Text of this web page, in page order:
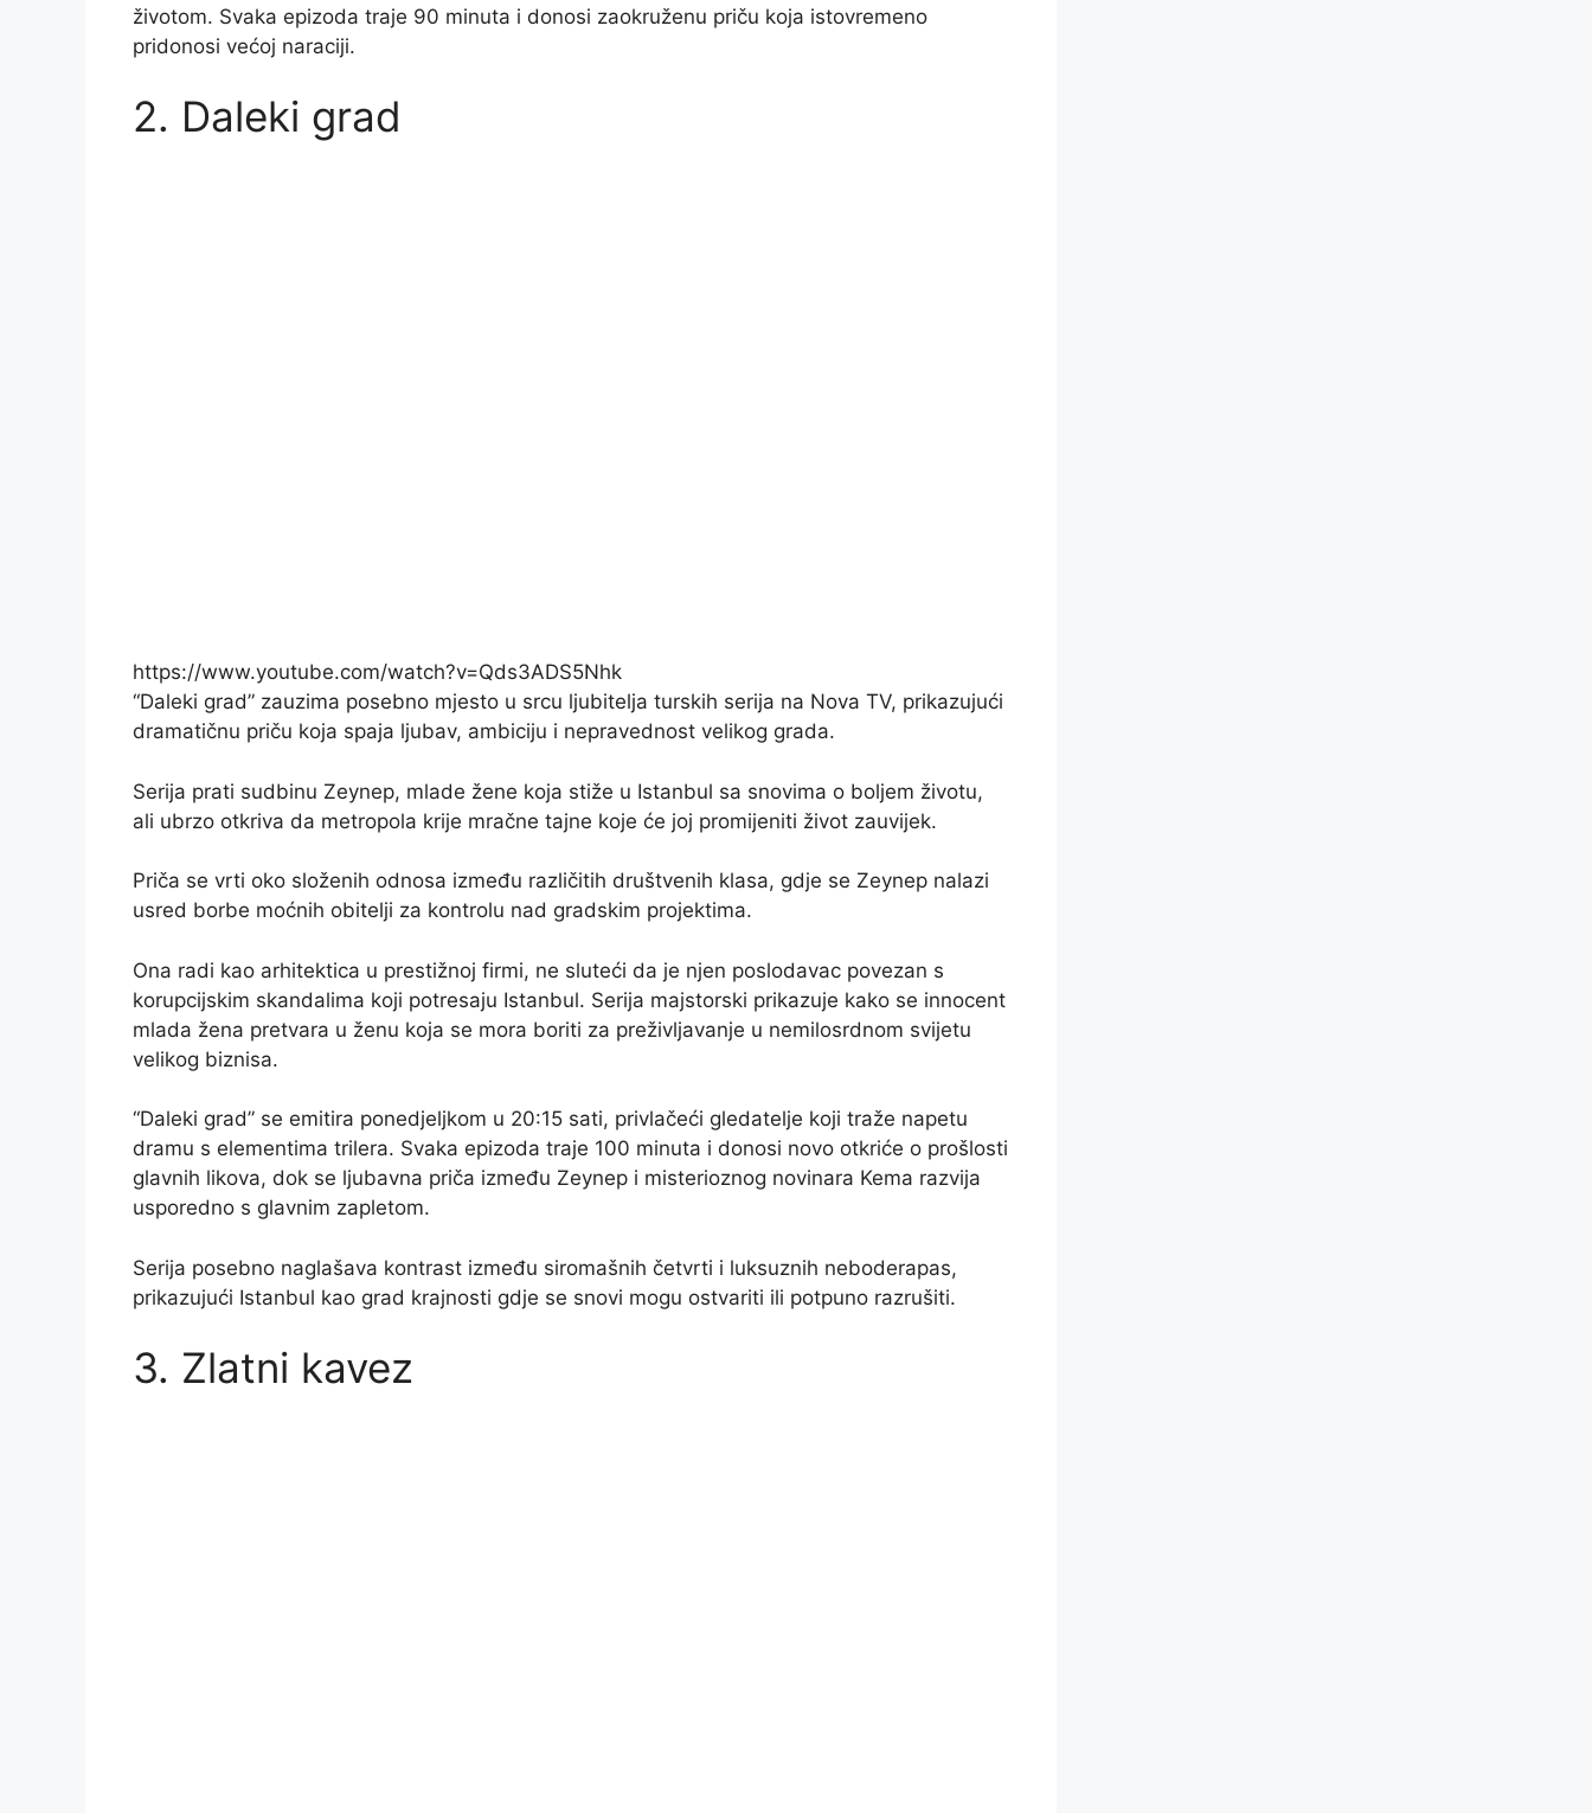
životom. Svaka epizoda traje 90 minuta i donosi zaokruženu priču koja istovremeno
pridonosi većoj naraciji.
2. Daleki grad
https://www.youtube.com/watch?v=Qds3ADS5Nhk
“Daleki grad” zauzima posebno mjesto u srcu ljubitelja turskih serija na Nova TV, prikazujući
dramatičnu priču koja spaja ljubav, ambiciju i nepravednost velikog grada.
Serija prati sudbinu Zeynep, mlade žene koja stiže u Istanbul sa snovima o boljem životu,
ali ubrzo otkriva da metropola krije mračne tajne koje će joj promijeniti život zauvijek.
Priča se vrti oko složenih odnosa između različitih društvenih klasa, gdje se Zeynep nalazi
usred borbe moćnih obitelji za kontrolu nad gradskim projektima.
Ona radi kao arhitektica u prestižnoj firmi, ne sluteći da je njen poslodavac povezan s
korupcijskim skandalima koji potresaju Istanbul. Serija majstorski prikazuje kako se innocent
mlada žena pretvara u ženu koja se mora boriti za preživljavanje u nemilosrdnom svijetu
velikog biznisa.
“Daleki grad” se emitira ponedjeljkom u 20:15 sati, privlačeći gledatelje koji traže napetu
dramu s elementima trilera. Svaka epizoda traje 100 minuta i donosi novo otkriće o prošlosti
glavnih likova, dok se ljubavna priča između Zeynep i misterioznog novinara Kema razvija
usporedno s glavnim zapletom.
Serija posebno naglašava kontrast između siromašnih četvrti i luksuznih neboderapas,
prikazujući Istanbul kao grad krajnosti gdje se snovi mogu ostvariti ili potpuno razrušiti.
3. Zlatni kavez